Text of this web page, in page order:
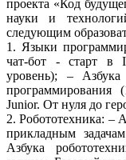
проекта «Код
науки и
следующим
1. Языки
чат-бот - старт в
уровень); –
программирования
Junior. От нуля до
2. Робототехника: –
прикладным
Азбука